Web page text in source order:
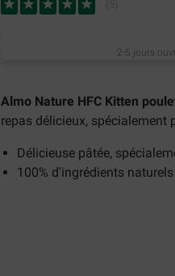
2-5 jours
Almo Nature HFC Kitten
repas délicieux, spécialement
Délicieuse pâtée,
100% d'ingrédients